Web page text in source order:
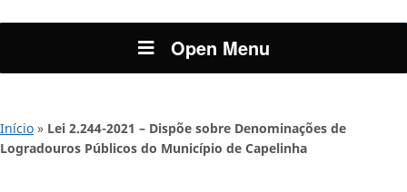
Open Menu
Início » Lei 2.244-2021 – Dispõe sobre Denominações de
Logradouros Públicos do Município de Capelinha